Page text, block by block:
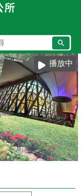
搜
尋
播放中